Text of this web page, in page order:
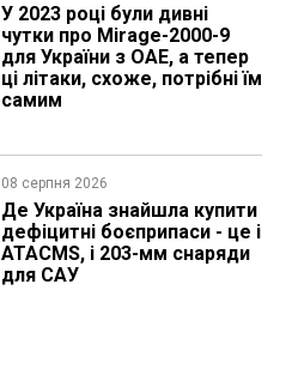
У 2023 році були дивні
чутки про Mirage-2000-9
для України з ОАЕ, а тепер
ці літаки, схоже, потрібні їм
самим
08 серпня 2026
Де Україна знайшла купити
дефіцитні боєприпаси - це і
ATACMS, і 203-мм снаряди
для САУ